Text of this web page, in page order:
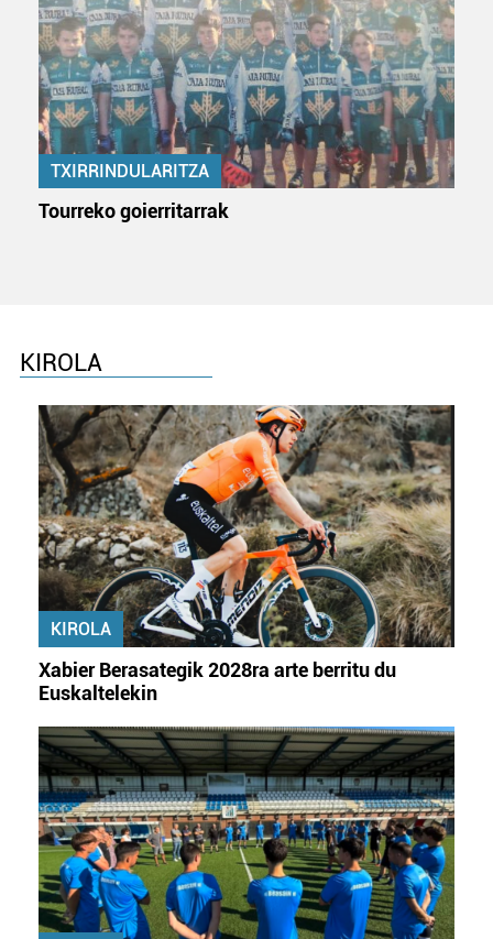
TXIRRINDULARITZA
Tourreko goierritarrak
KIROLA
KIROLA
Xabier Berasategik 2028ra arte berritu du
Euskaltelekin